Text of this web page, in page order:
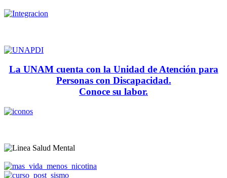
La UNAM cuenta con la Unidad de Atención para
Personas con Discapacidad.
Conoce su labor.